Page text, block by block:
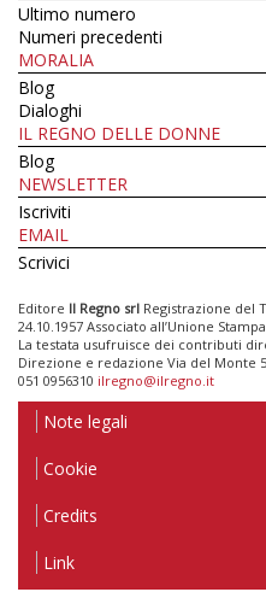
Ultimo numero
Numeri precedenti
MORALIA
Blog
Dialoghi
IL REGNO DELLE DONNE
Blog
NEWSLETTER
Iscriviti
EMAIL
Scrivici
Editore Il Regno srl Registrazione del
24.10.1957 Associato all’Unione
La testata usufruisce dei contributi
Direzione e redazione Via del Monte 5
051 0956310 ilregno@ilregno.it
Note legali
Cookie
Credits
Link